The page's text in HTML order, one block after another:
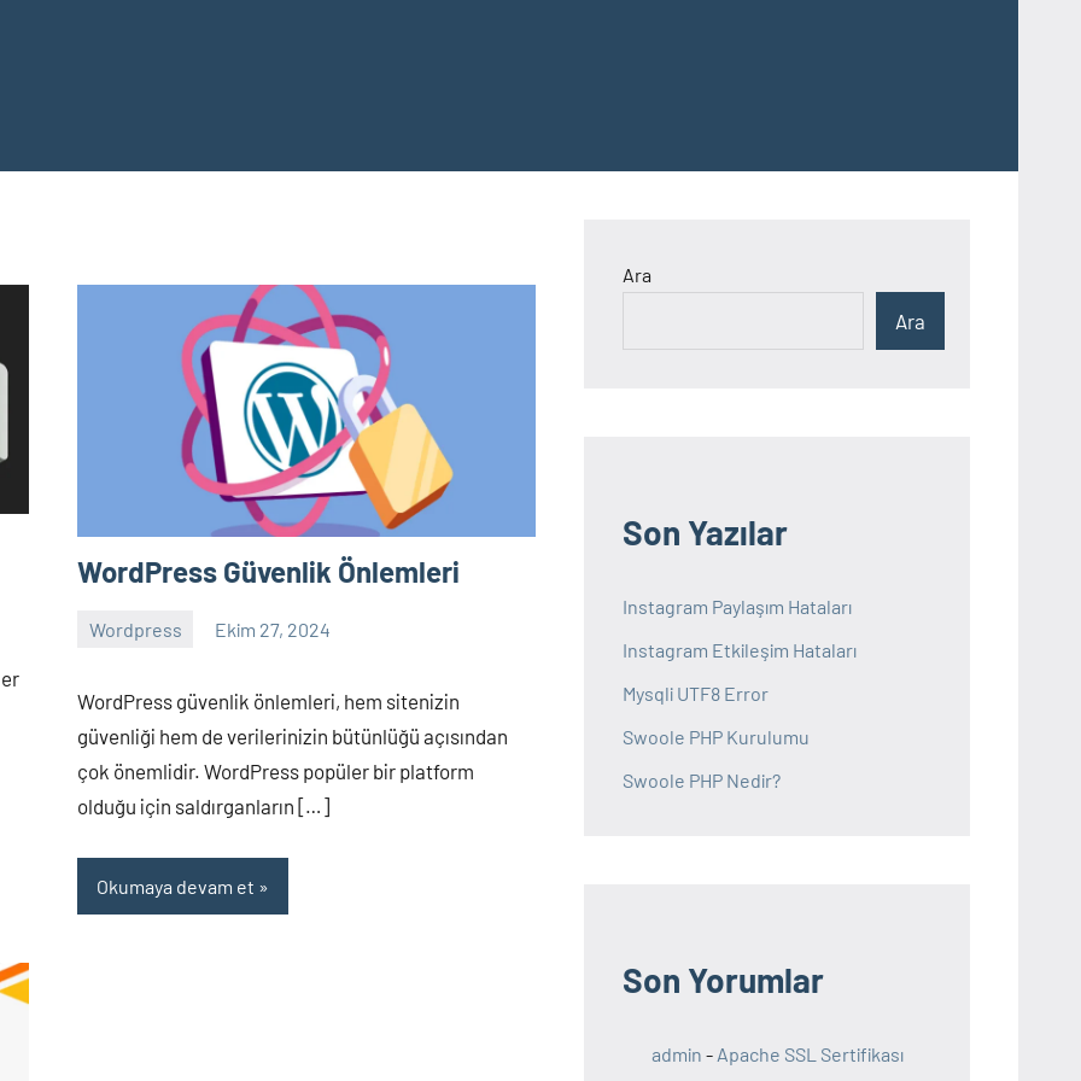
WordPress Güvenlik Önlemleri
Wordpress Ekim 27, 2024
WordPress güvenlik önlemleri, hem sitenizin
güvenliği hem de verilerinizin bütünlüğü açısından
çok önemlidir. WordPress popüler bir platform
olduğu için saldırganların […]
Okumaya devam et
Ara
Ara
Son Yazılar
Instagram Paylaşım Hataları
Instagram Etkileşim Hataları
Mysqli UTF8 Error
Swoole PHP Kurulumu
Swoole PHP Nedir?
Son Yorumlar
admin - Apache SSL Sertifikası